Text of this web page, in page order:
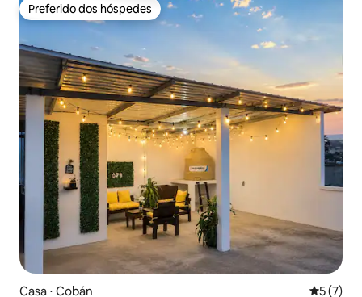
Preferido dos hóspedes
Preferido dos hóspedes
Casa ⋅ Cobán 5 de
5 (7)